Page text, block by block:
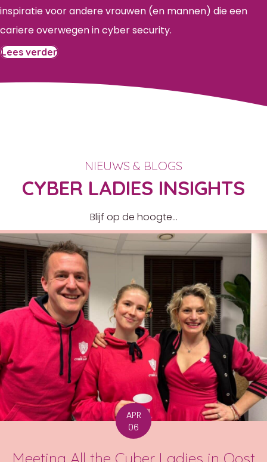
inspiratie voor andere vrouwen (en mannen) die een
cariere overwegen in cyber security.
Lees verder
NIEUWS & BLOGS
CYBER LADIES INSIGHTS
Blijf op de hoogte...
APR
06
Meeting All the Cyber Ladies in Oost